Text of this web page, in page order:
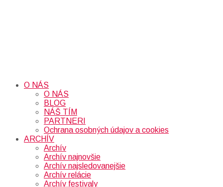
O NÁS
O NÁS
BLOG
NÁŠ TÍM
PARTNERI
Ochrana osobných údajov a cookies
ARCHÍV
Archív
Archív najnovšie
Archív najsledovanejšie
Archív relácie
Archív festivaly